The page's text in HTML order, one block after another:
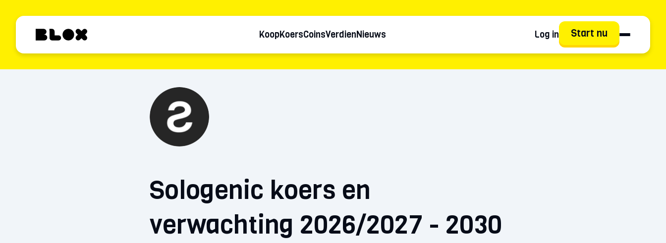
KoopKoersCoinsVerdienNieuws Log in Start nu
Sologenic koers en
verwachting 2026/2027 - 2030